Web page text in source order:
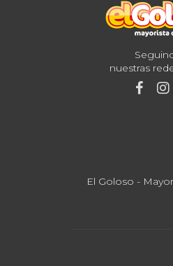
nuestras
El Goloso -